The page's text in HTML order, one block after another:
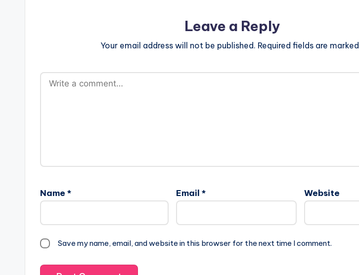
Leave a Reply
Your email address will not be published. Required fields are marked
Name * Email * Website
Save my name, email, and website in this browser for the next time I comment.